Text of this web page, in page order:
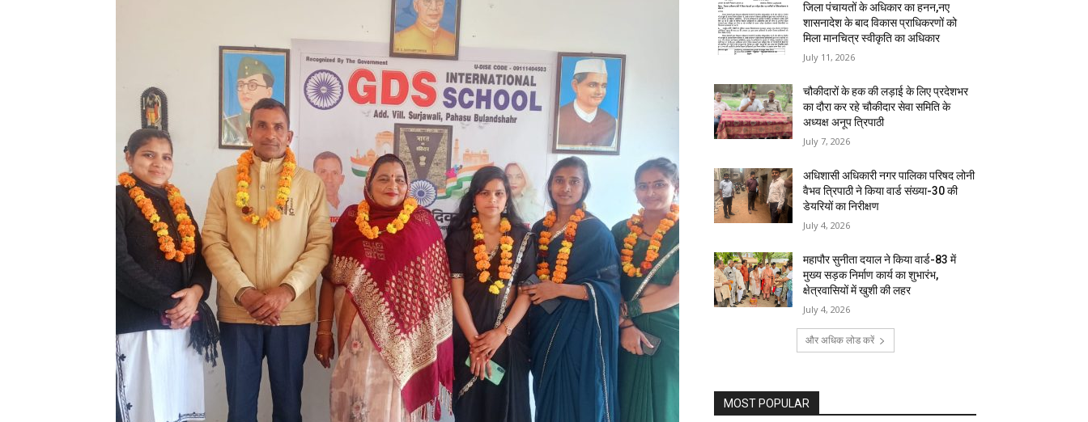
जिला पंचायतों के अधिकार का हनन,नए
शासनादेश के बाद विकास प्राधिकरणों को
मिला मानचित्र स्वीकृति का अधिकार
July 11, 2026
चौकीदारों के हक की लड़ाई के लिए प्रदेशभर
का दौरा कर रहे चौकीदार सेवा समिति के
अध्यक्ष अनूप त्रिपाठी
July 7, 2026
अधिशासी अधिकारी नगर पालिका परिषद लोनी
वैभव त्रिपाठी ने किया वार्ड संख्या-30 की
डेयरियों का निरीक्षण
July 4, 2026
महापौर सुनीता दयाल ने किया वार्ड-83 में
मुख्य सड़क निर्माण कार्य का शुभारंभ,
क्षेत्रवासियों में खुशी की लहर
July 4, 2026
और अधिक लोड करें
MOST POPULAR